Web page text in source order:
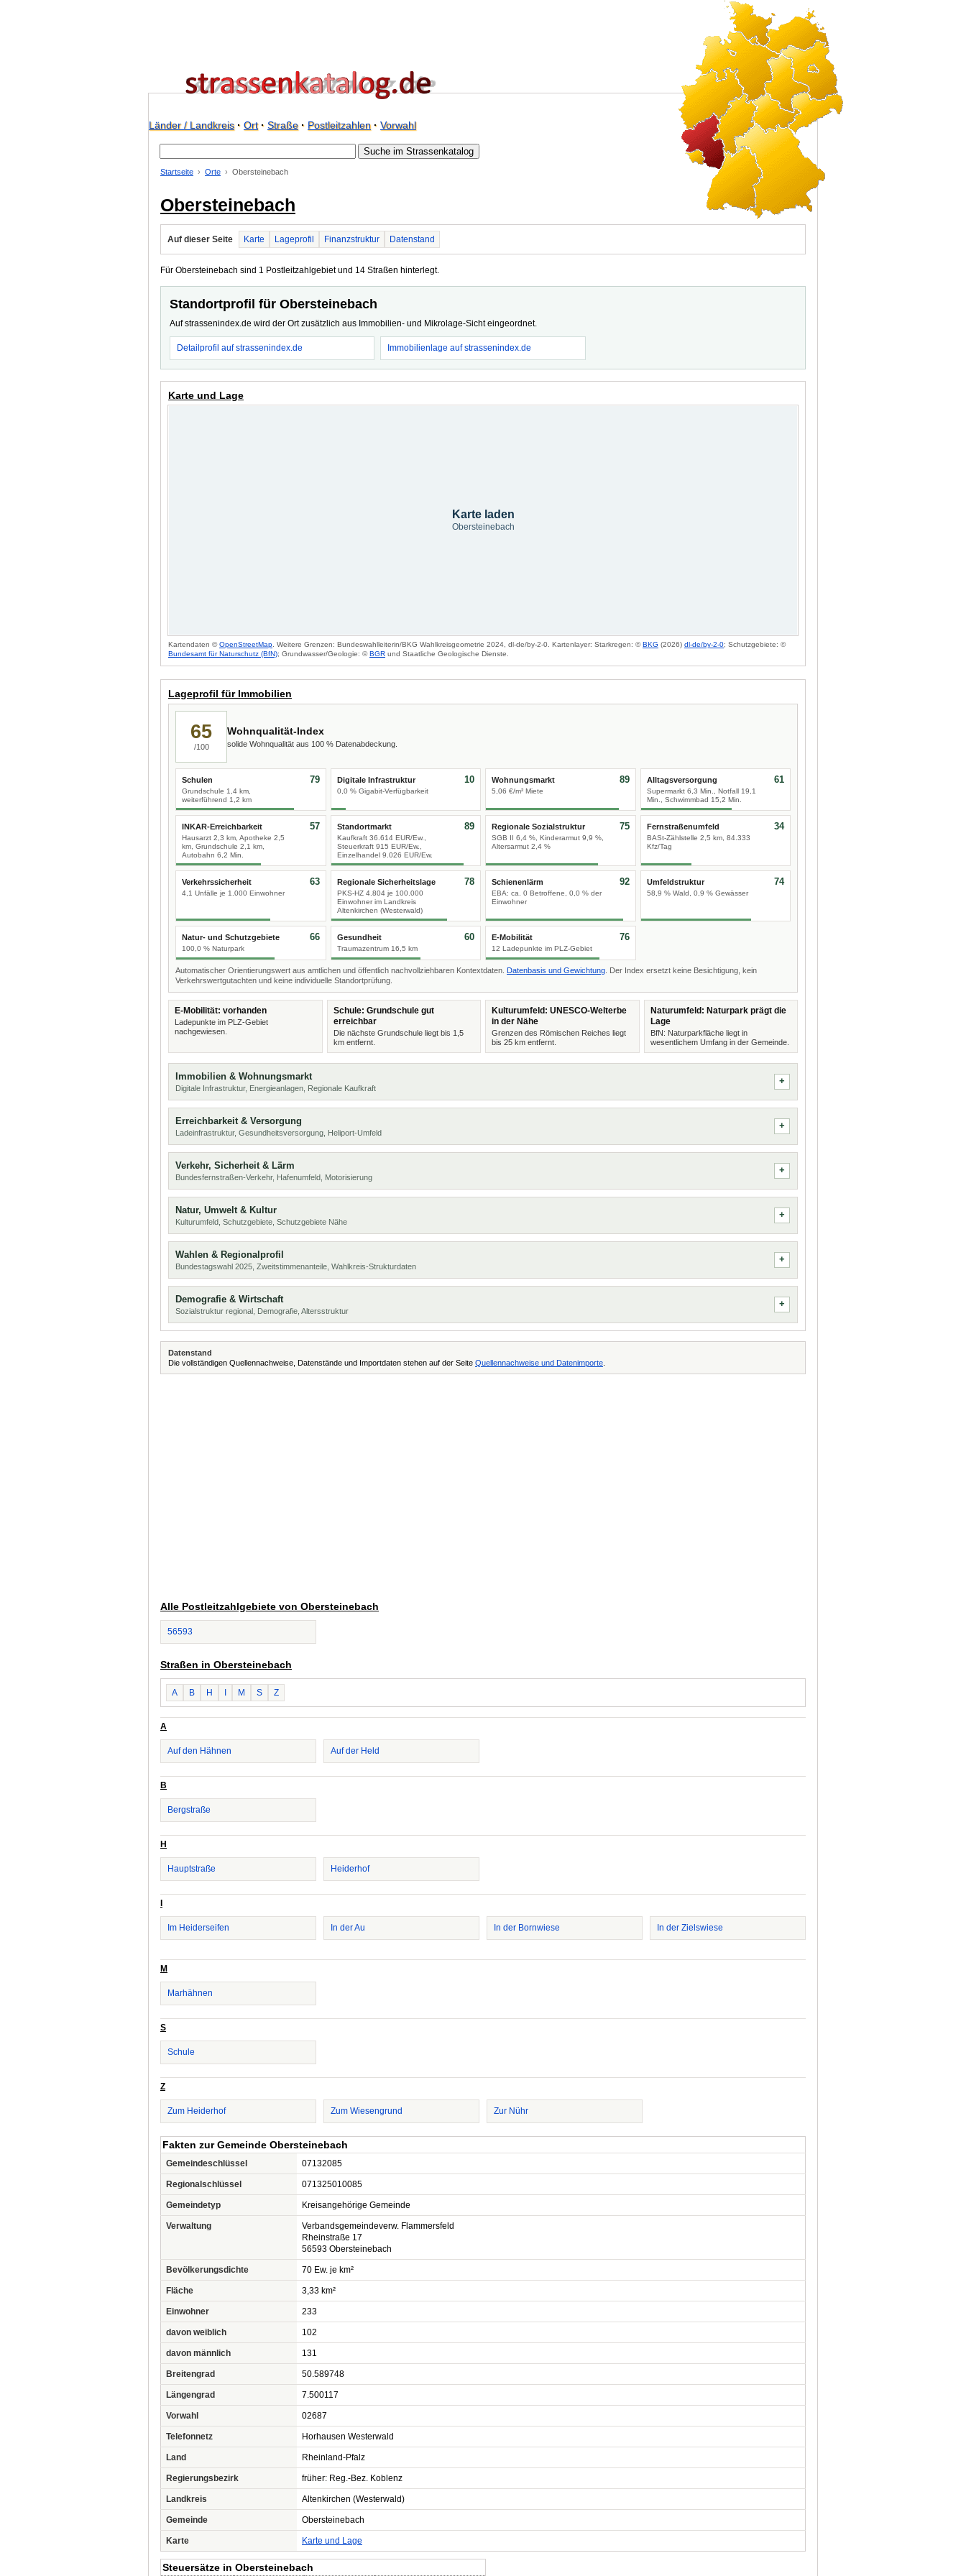
Länder / Landkreis· Ort· Straße· Postleitzahlen· Vorwahl
Startseite Orte Obersteinebach
Obersteinebach
Auf dieser Seite Karte Lageprofil Finanzstruktur Datenstand
Für Obersteinebach sind 1 Postleitzahlgebiet und 14 Straßen hinterlegt.
Standortprofil für Obersteinebach
Auf strassenindex.de wird der Ort zusätzlich aus Immobilien- und Mikrolage-Sicht eingeordnet.
Detailprofil auf strassenindex.de Immobilienlage auf strassenindex.de
Karte und Lage
Karte laden
Obersteinebach
Kartendaten ©OpenStreetMap . Weitere Grenzen: Bundeswahlleiterin/BKG Wahlkreisgeometrie 2024, dl-de/by-2-0. Kartenlayer: Starkregen: ©BKG (2026) dl-de/by-2-0; Schutzgebiete: ©
Bundesamt für Naturschutz (BfN); Grundwasser/Geologie: ©BGR und Staatliche Geologische Dienste.
Lageprofil für Immobilien
65
/100
Wohnqualität-Index
solide Wohnqualität aus 100 % Datenabdeckung.
Schulen
Grundschule 1,4 km,
weiterführend 1,2 km
79 Digitale Infrastruktur
0,0 % Gigabit-Verfügbarkeit
10 Wohnungsmarkt
5,06 €/m² Miete
89 Alltagsversorgung
Supermarkt 6,3 Min., Notfall 19,1
Min., Schwimmbad 15,2 Min.
61
INKAR-Erreichbarkeit
Hausarzt 2,3 km, Apotheke 2,5
km, Grundschule 2,1 km,
Autobahn 6,2 Min.
57 Standortmarkt
Kaufkraft 36.614 EUR/Ew.,
Steuerkraft 915 EUR/Ew.,
Einzelhandel 9.026 EUR/Ew.
89 Regionale Sozialstruktur
SGB II 6,4 %, Kinderarmut 9,9 %,
Altersarmut 2,4 %
75 Fernstraßenumfeld
BASt-Zählstelle 2,5 km, 84.333
Kfz/Tag
34
Verkehrssicherheit
4,1 Unfälle je 1.000 Einwohner
63 Regionale Sicherheitslage
PKS-HZ 4.804 je 100.000
Einwohner im Landkreis
Altenkirchen (Westerwald)
78 Schienenlärm
EBA: ca. 0 Betroffene, 0,0 % der
Einwohner
92 Umfeldstruktur
58,9 % Wald, 0,9 % Gewässer
74
Natur- und Schutzgebiete
100,0 % Naturpark
66 Gesundheit
Traumazentrum 16,5 km
60 E-Mobilität
12 Ladepunkte im PLZ-Gebiet
76
Automatischer Orientierungswert aus amtlichen und öffentlich nachvollziehbaren Kontextdaten. Datenbasis und Gewichtung . Der Index ersetzt keine Besichtigung, kein
Verkehrswertgutachten und keine individuelle Standortprüfung.
E-Mobilität: vorhanden
Ladepunkte im PLZ-Gebiet
nachgewiesen.
Schule: Grundschule gut
erreichbar
Die nächste Grundschule liegt bis 1,5
km entfernt.
Kulturumfeld: UNESCO-Welterbe
in der Nähe
Grenzen des Römischen Reiches liegt
bis 25 km entfernt.
Naturumfeld: Naturpark prägt die
Lage
BfN: Naturparkfläche liegt in
wesentlichem Umfang in der Gemeinde.
Immobilien & Wohnungsmarkt
Digitale Infrastruktur, Energieanlagen, Regionale Kaufkraft
Erreichbarkeit & Versorgung
Ladeinfrastruktur, Gesundheitsversorgung, Heliport-Umfeld
Verkehr, Sicherheit & Lärm
Bundesfernstraßen-Verkehr, Hafenumfeld, Motorisierung
Natur, Umwelt & Kultur
Kulturumfeld, Schutzgebiete, Schutzgebiete Nähe
Wahlen & Regionalprofil
Bundestagswahl 2025, Zweitstimmenanteile, Wahlkreis-Strukturdaten
Demografie & Wirtschaft
Sozialstruktur regional, Demografie, Altersstruktur
Datenstand
Die vollständigen Quellennachweise, Datenstände und Importdaten stehen auf der Seite Quellennachweise und Datenimporte
Alle Postleitzahlgebiete von Obersteinebach
56593
Straßen in Obersteinebach
A B H M S Z
A
Auf den Hähnen Auf der Held
B
Bergstraße
H
Hauptstraße Heiderhof
Im Heiderseifen In der Au In der Bornwiese In der Zielswiese
M
Marhähnen
S
Schule
Z
Zum Heiderhof Zum Wiesengrund Zur Nühr
Fakten zur Gemeinde Obersteinebach
Gemeindeschlüssel 07132085
Regionalschlüssel 071325010085
Gemeindetyp Kreisangehörige Gemeinde
Verwaltung
Verbandsgemeindeverw. Flammersfeld
Rheinstraße 17
56593 Obersteinebach
Bevölkerungsdichte 70 Ew. je km²
Fläche 3,33 km²
Einwohner 233
davon weiblich 102
davon männlich 131
Breitengrad 50.589748
Längengrad 7.500117
Vorwahl 02687
Telefonnetz Horhausen Westerwald
Land Rheinland-Pfalz
Regierungsbezirk früher: Reg.-Bez. Koblenz
Landkreis Altenkirchen (Westerwald)
Gemeinde Obersteinebach
Karte Karte und Lage
Steuersätze in Obersteinebach